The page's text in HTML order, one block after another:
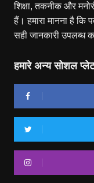
शिक्षा, तकनीक और
हैं। हमारा मानना है कि
सही जानकारी उपलब्ध
हमारे अन्य सोशल